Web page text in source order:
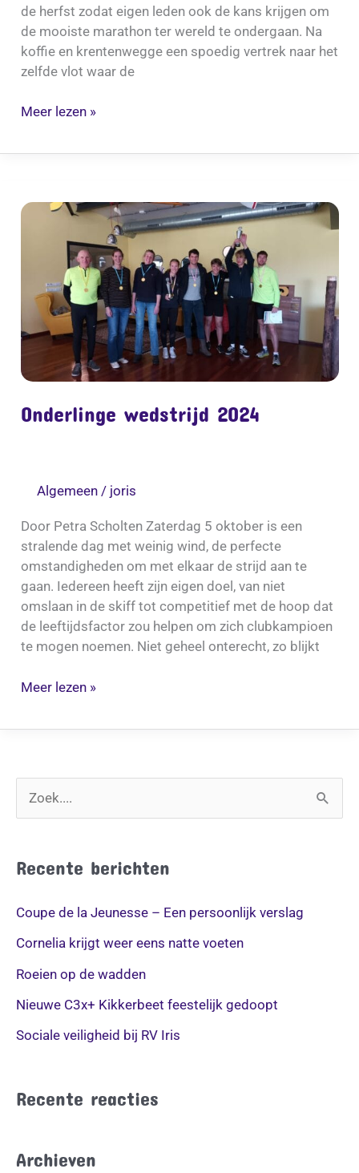
de herfst zodat eigen leden ook de kans krijgen om
de mooiste marathon ter wereld te ondergaan. Na
koffie en krentenwegge een spoedig vertrek naar het
zelfde vlot waar de
Meer lezen »
Onderlinge wedstrijd 2024
Algemeen/ joris
Door Petra Scholten Zaterdag 5 oktober is een
stralende dag met weinig wind, de perfecte
omstandigheden om met elkaar de strijd aan te
gaan. Iedereen heeft zijn eigen doel, van niet
omslaan in de skiff tot competitief met de hoop dat
de leeftijdsfactor zou helpen om zich clubkampioen
te mogen noemen. Niet geheel onterecht, zo blijkt
Onderlinge
Meer lezen »
n
a
a
Recente berichten
Coupe de la Jeunesse – Een persoonlijk verslag
Cornelia krijgt weer eens natte voeten
Roeien op de wadden
Nieuwe C3x+ Kikkerbeet feestelijk gedoopt
Sociale veiligheid bij RV Iris
Recente reacties
Archieven